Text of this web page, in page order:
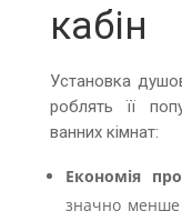
кабін
Установка
роблять її
ванних кімнат:
Економія
значно менше